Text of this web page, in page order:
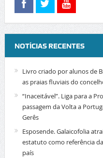
NOTÍCIAS RECENTES
Livro criado por alunos de
as praias fluviais do
“Inaceitável”. Liga para a
passagem da Volta a
Gerês
Esposende. Galaicofolia
estatuto como referência
país